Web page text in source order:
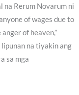
na Rerum Novarum ni
of wages due to
of heaven,”
na tiyakin ang
sa mga